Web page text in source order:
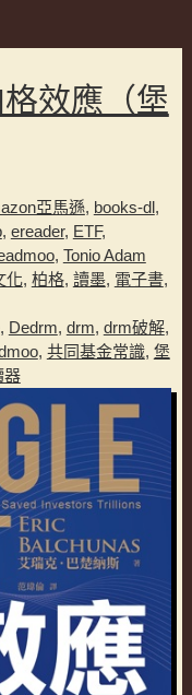
效應（堡
亞馬遜, books-dl,
, ereader, ETF,
, Tonio Adam
化, 柏格, 讀墨, 電子書,
, Dedrm, drm, drm破解,
, 共同基金常識, 堡
器